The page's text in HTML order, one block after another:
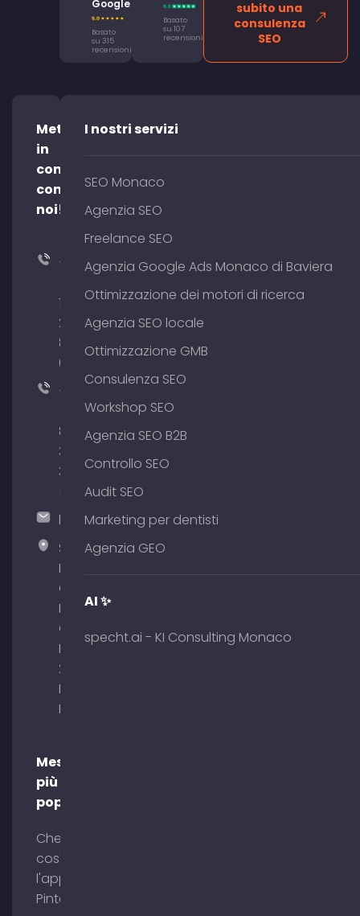
Google
Basato
su 315
recensioni
Basato
su 107
recensioni
subito una
consulenza
SEO
Mettetevi
in
contatto
con
noi!
+49
176
204
801
64
+49
89
380
375
hallo@timospecht.de
Specht
Marketing
GmbH –
Palais am
Obelisk
Briennerstr.
29 80333
Monaco di
Baviera
Messaggi
più
popolari
Che
cos'è
l'app
Pinterest?
I nostri servizi
SEO Monaco
Agenzia SEO
Freelance SEO
Agenzia Google Ads Monaco di Baviera
Ottimizzazione dei motori di ricerca
Agenzia SEO locale
Ottimizzazione GMB
Consulenza SEO
Workshop SEO
Agenzia SEO B2B
Controllo SEO
Audit SEO
Marketing per dentisti
Agenzia GEO
AI ✨
specht.ai - KI Consulting Monaco